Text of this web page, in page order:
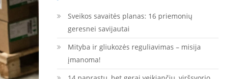
Sveikos savaitės planas: 16 priemonių
geresnei savijautai
Mityba ir gliukozės reguliavimas – misija
įmanoma!